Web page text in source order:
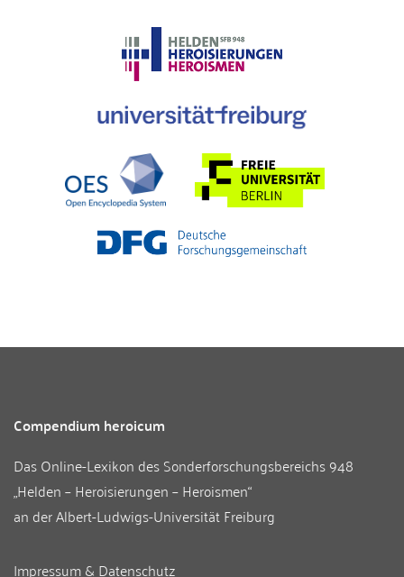
Compendium heroicum
Das Online-Lexikon desSonderforschungsbereichs 948
„Helden – Heroisierungen – Heroismen“
an derAlbert-Ludwigs-Universität Freiburg
Impressum & Datenschutz